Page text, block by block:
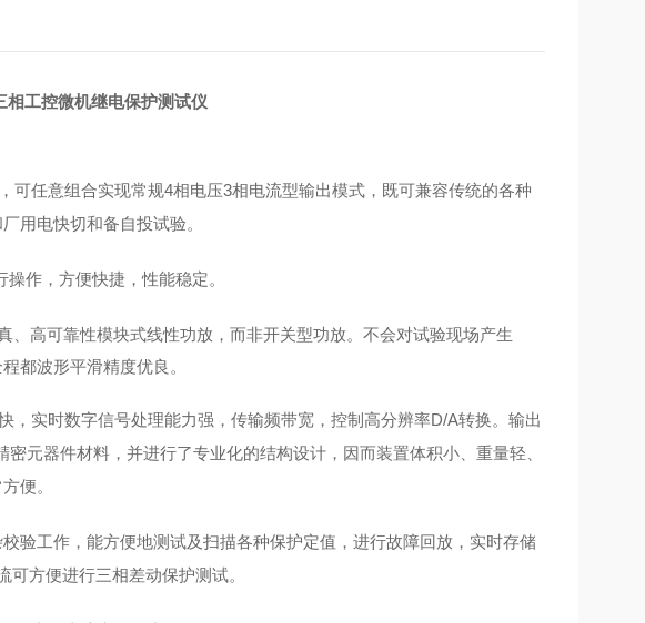
相工控微机继电保护测试仪
可任意组合实现常规4相电压3相电流型输出模式，既可兼容传统的各种
用电快切和备自投试验。
作，方便快捷，性能稳定。
、高可靠性模块式线性功放，而非开关型功放。不会对试验现场产生
都波形平滑精度优良。
，实时数字信号处理能力强，传输频带宽，控制高分辨率D/A转换。输出
元器件材料，并进行了专业化的结构设计，因而装置体积小、重量轻、
便。
验工作，能方便地测试及扫描各种保护定值，进行故障回放，实时存储
可方便进行三相差动保护测试。